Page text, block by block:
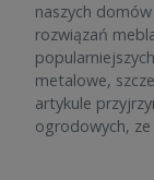
naszych
rozwiązań
metalowe,
artykule
ogrodowych,